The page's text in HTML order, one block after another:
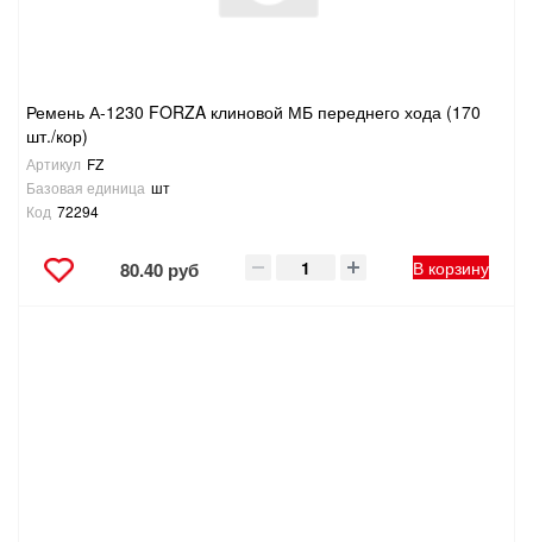
Ремень А-1230 FORZA клиновой МБ переднего хода (170
шт./кор)
Артикул FZ
Базовая единица шт
Код 72294
80.40 руб В корзину